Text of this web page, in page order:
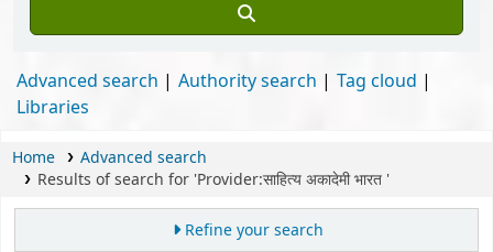
Advanced search Authority search
Tag cloud
Libraries
Home
Advanced search
Results of search for 'Provider:साहित्य अकादेमी भारत '
Refine your search